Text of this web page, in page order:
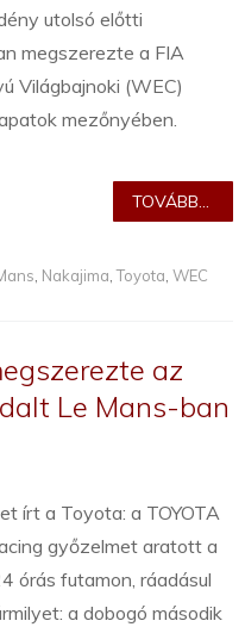
utolsó előtti
megszerezte a FIA
Világbajnoki (WEC)
mezőnyében.
TOVÁBB...
Nakajima ,Toyota WEC
az
Le Mans-ban
írt a Toyota: a TOYOTA
győzelmet aratott a
órás futamon, ráadásul
a dobogó második